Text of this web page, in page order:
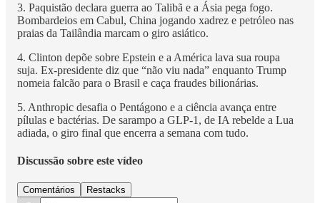
3. Paquistão declara guerra ao Talibã e a Ásia pega fogo.
Bombardeios em Cabul, China jogando xadrez e petróleo nas
praias da Tailândia marcam o giro asiático.
4. Clinton depõe sobre Epstein e a América lava sua roupa
suja. Ex-presidente diz que “não viu nada” enquanto Trump
nomeia falcão para o Brasil e caça fraudes bilionárias.
5. Anthropic desafia o Pentágono e a ciência avança entre
pílulas e bactérias. De sarampo a GLP-1, de IA rebelde a Lua
adiada, o giro final que encerra a semana com tudo.
Discussão sobre este vídeo
Comentários Restacks